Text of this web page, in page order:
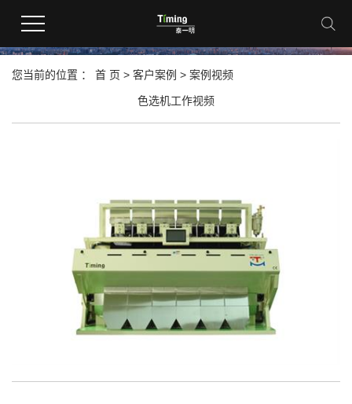
客户案例
您当前的位置 ： 首 页 > 客户案例 > 案例视频
色选机工作视频